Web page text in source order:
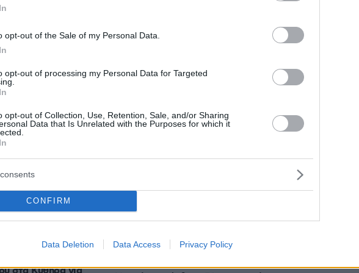
opt-out of the Sale of my Personal Data.
opt-out of processing my Personal Data for Targeted
opt-out of Collection, Use, Retention, Sale, and/or Sharing
Data that Is Unrelated with the Purposes for which it
CONFIRM
Data Deletion Data Access Privacy Policy
protothema.gr στο Google News και μάθετε πρώτοι όλες
Ειδήσειςαπό την Ελλάδα και τον Κόσμο, τη στιγμή
στοProtothema.gr
φόρεμα και την κόρη της
πριν 25 λεπτά